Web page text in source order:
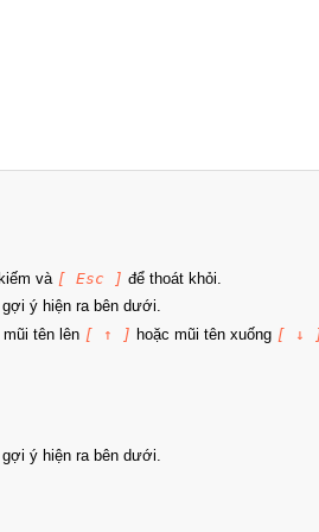
và [ Esc ] để thoát khỏi.
ý hiện ra bên dưới.
tên lên [ ↑ ] hoặc mũi tên xuống [ ↓
ý hiện ra bên dưới.